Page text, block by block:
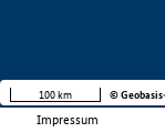
Impressum
100 km ©